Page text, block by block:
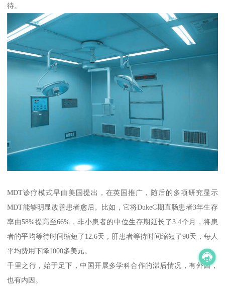
待。
MDT诊疗模式早由美国提出，在英国推广，随后的多项研究显示
MDT能够明显改善患者愈后。比如，它将DukeC期直肠患者3年生存
率由58%提高至66%，非小患者的中位生存期延长了3.4个月，将患
者的平均等待时间缩短了12.6天，肝患者等待时间缩短了90天，每人
平均费用下降1000多美元。
千里之行，始于足下，中国开展多学科合作的滞后情况，有外因，
也有内因。